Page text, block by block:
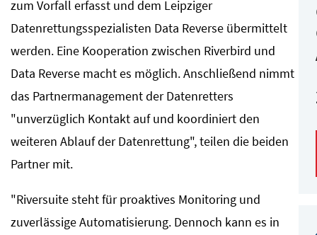
zum Vorfall erfasst und dem Leipziger
Datenrettungsspezialisten Data Reverse übermittelt
werden. Eine Kooperation zwischen Riverbird und
Data Reverse macht es möglich. Anschließend nimmt
das Partnermanagement der Datenretters
"unverzüglich Kontakt auf und koordiniert den
weiteren Ablauf der Datenrettung", teilen die beiden
Partner mit.
"Riversuite steht für proaktives Monitoring und
zuverlässige Automatisierung. Dennoch kann es in